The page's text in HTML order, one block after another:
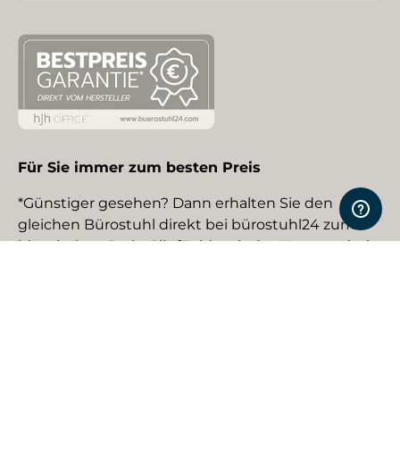
Für Sie immer zum besten Preis
*Günstiger gesehen? Dann erhalten Sie den
gleichen Bürostuhl direkt bei bürostuhl24 zum
identischen Preis. Gilt für identische Neuware bei